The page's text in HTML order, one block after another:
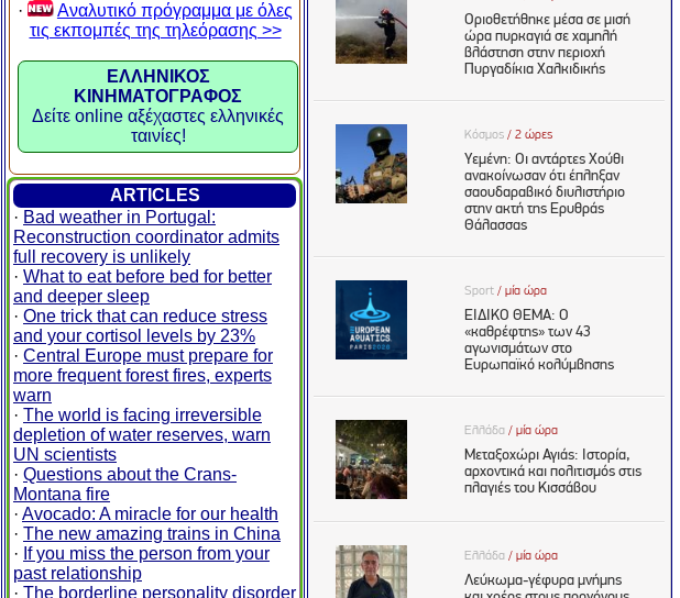
·
Αναλυτικό πρόγραμμα με όλες
τις εκπομπές της τηλεόρασης >>
ΕΛΛΗΝΙΚΟΣ
ΚΙΝΗΜΑΤΟΓΡΑΦΟΣ
Δείτε online αξέχαστες ελληνικές
ταινίες!
ARTICLES
· Bad weather in Portugal:
Reconstruction coordinator admits
full recovery is unlikely
· What to eat before bed for better
and deeper sleep
· One trick that can reduce stress
and your cortisol levels by 23%
· Central Europe must prepare for
more frequent forest fires, experts
warn
· The world is facing irreversible
depletion of water reserves, warn
UN scientists
· Questions about the Crans-
Montana fire
· Avocado: A miracle for our health
· The new amazing trains in China
· If you miss the person from your
past relationship
· The borderline personality disorder